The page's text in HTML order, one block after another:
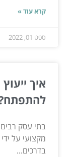
קרא עוד »
ספט 01, 2022
איך
בתי עסק
מקצועי על
בדרכים...